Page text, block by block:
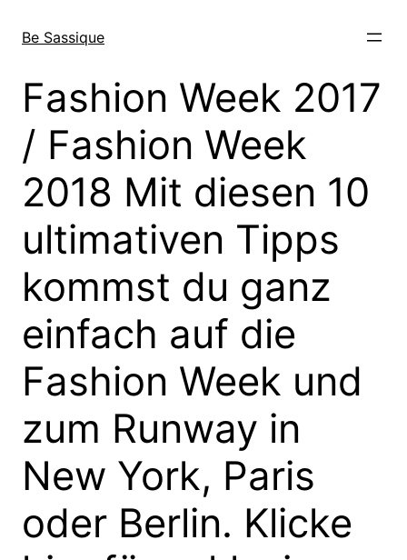
Be Sassique
Fashion Week 2017
/ Fashion Week
2018 Mit diesen 10
ultimativen Tipps
kommst du ganz
einfach auf die
Fashion Week und
zum Runway in
New York, Paris
oder Berlin. Klicke